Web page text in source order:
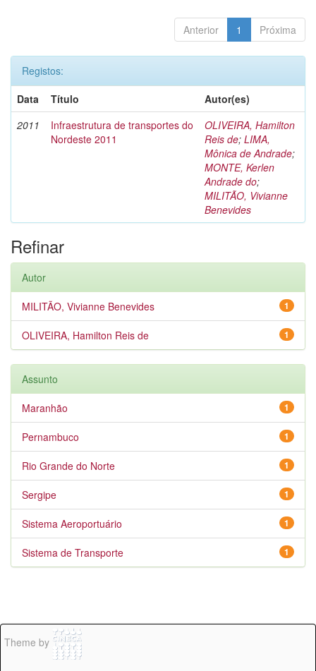
Anterior 1 Próxima
Registos:
Data
Título
Autor(es)
2011
Infraestrutura de transportes do
Nordeste 2011
OLIVEIRA, Hamilton
Reis de; LIMA,
Mônica de Andrade;
MONTE, Kerlen
Andrade do;
MILITÃO, Vivianne
Benevides
Refinar
Autor
1
MILITÃO, Vivianne Benevides
1
OLIVEIRA, Hamilton Reis de
Assunto
1
Maranhão
1
Pernambuco
1
Rio Grande do Norte
1
Sergipe
1
Sistema Aeroportuário
1
Sistema de Transporte
Theme by